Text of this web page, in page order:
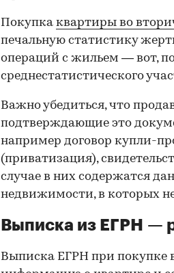
Покупка квартиры во
печальную статистику
операций с жильем — вот,
среднестатистического
Важно убедиться, что
подтверждающие это
например договор купли-
(приватизация),
случае в них содержатся
недвижимости, в которых
Выписка из ЕГРН —
Выписка ЕГРН при покупке